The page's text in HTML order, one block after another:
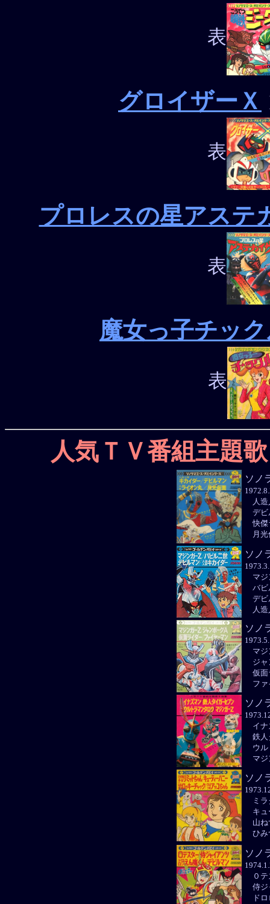
表
グロイザーＸ
表
プロレスの星アステ
表
魔女っ子チッ
表
人気ＴＶ番組主題
ソノ
人造
デビ
快傑
月光
ソノ
マジ
バビ
デビ
人造
ソノ
マジ
ジャ
仮面
ファ
ソノ
イナ
鉄人
ウル
マジ
ソノ
ミラ
キュ
山ね
ひみ
ソノ
０テ
侍ジ
ドロ